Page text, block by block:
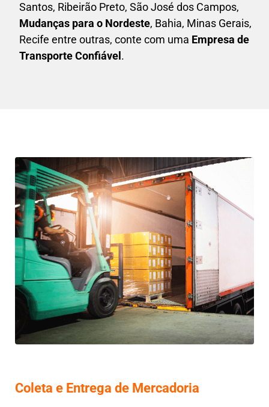
Santos, Ribeirão Preto, São José dos Campos,
Mudanças para o Nordeste, Bahia, Minas Gerais,
Recife entre outras, conte com uma Empresa de
Transporte Confiável .
Coleta e Entrega de Mercadoria